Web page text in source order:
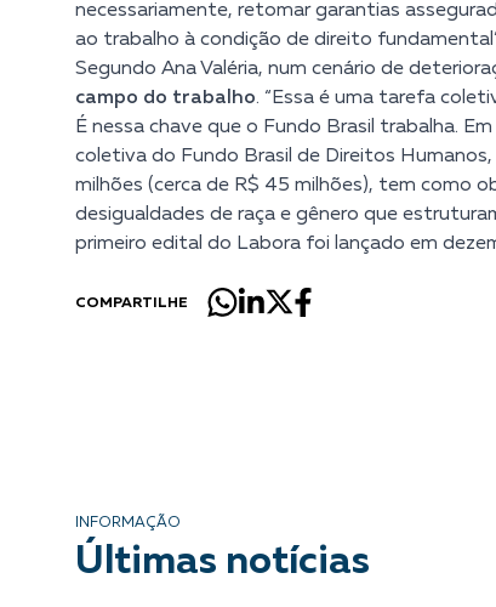
necessariamente, retomar garantias
ao trabalho à condição de direito
Segundo Ana Valéria, num cenário de
campo do trabalho. “Essa é uma tarefa
É nessa chave que o Fundo Brasil trabalha.
coletiva do Fundo Brasil de Direitos
milhões (cerca de R$ 45 milhões), tem como
desigualdades de raça e gênero que
primeiro edital do Labora foi lançado em
COMPARTILHE
INFORMAÇÃO
Últimas notícias